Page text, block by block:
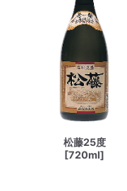
松藤25度
[720ml]